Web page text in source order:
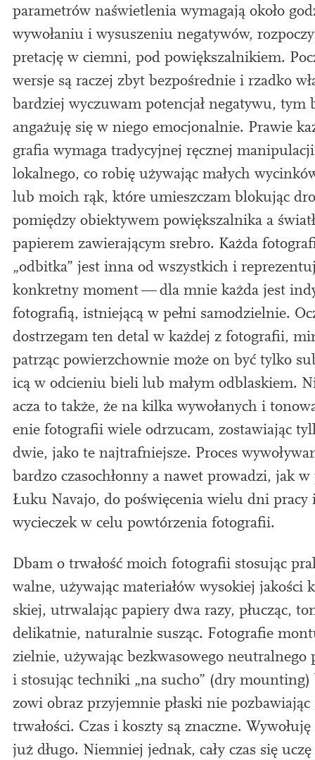
para­metrów naświe­tlenia wymaga­ją około
wywołaniu i wysuszeniu negaty­wów,
pretację w ciemni, pod pow­ięk­sz­a­l­nikiem.
wer­sje są raczej zbyt bez­pośred­nie i rza­dko
bardziej wyczuwam potenc­jał negaty­wu, tym
angażuję się w niego emoc­jon­al­nie. Prawie
grafia wymaga tradycyjnej ręcznej
lokal­ne­go, co robię uży­wa­jąc małych
lub moi­ch rąk, które umieszczam blok­ując
pom­iędzy obiek­ty­wem pow­ięk­sz­a­l­nika a
papier­em zaw­i­era­jącym srebro. Każda
„odbitka” jest inna od wszys­tkich i
konkret­ny moment — dla mnie każda jest
foto­grafią, ist­niejącą w pełni sam­od­ziel­nie.
dostrzegam ten det­al w każdej z foto­grafii,
patrząc pow­i­erzchow­nie może on być tylko
icą w odcieniu bieli lub małym odblaskiem.
acza to także, że na kilka wywoła­nych i
e­n­ie foto­grafii wiele odrzu­cam, zostawiając
dwie, jako te najtrafniejsze. Proces
bardzo cza­s­ochłonny a nawet prowadzi, jak
Łuku Navajo, do poświę­cen­ia wielu dni
wycieczek w celu powtórzenia fotografii.
Dbam o trwałość moi­ch foto­grafii stosując
wal­ne, uży­wa­jąc mater­i­ałów wyso­kiej jakości
skiej, utrwala­jąc papi­ery dwa razy, płucząc,
delikat­nie, nat­ur­al­nie susząc. Fotografie
ziel­nie, uży­wa­jąc bezk­wasowego neut­ral­ne­go
i stosując tech­niki „na sucho” (dry
zowi obraz przyjem­nie płaski nie pozbawiając
trwałości. Czas i koszty są znaczne.
już długo. Niemniej jed­nak, cały czas się